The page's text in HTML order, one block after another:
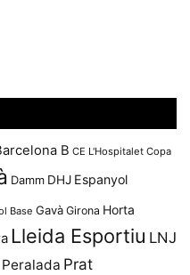
B CE L'Hospitalet Copa
Damm DHJ Espanyol
Base Gavà Girona Horta
Lleida Esportiu LNJ
Peralada Prat